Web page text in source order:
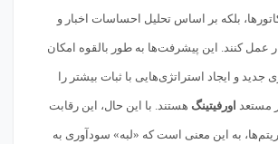
بلکه بر اساس تحلیل احساسات اخبار و
عمل کنند. این پیشرفت‌ها به طور بالقوه امکان
جدید و ایجاد استراتژی‌هایی با ثبات بیشتر را
مستعد اورفیتینگ هستند. با این حال، این رقابت
به این معنی است که «لبه» سودآوری به